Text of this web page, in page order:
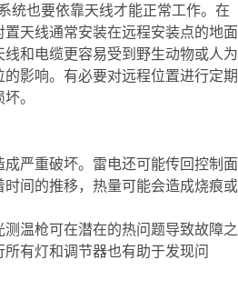
统也要依靠天线才能正常工作。在
天线通常安装在远程安装点的地面
和电缆更容易受到野生动物或人为
影响。有必要对远程位置进行定期
。
严重破坏。雷电还可能传回控制面
间的推移，热量可能会造成烧痕或
温枪可在潜在的热问题导致故障之
有灯和调节器也有助于发现问